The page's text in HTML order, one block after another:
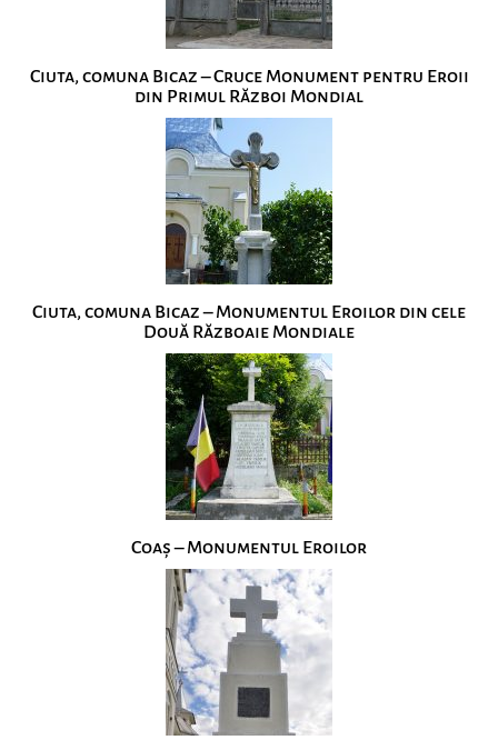
Ciuta, comuna Bicaz – Cruce Monument pentru Eroii
din Primul Război Mondial
Ciuta, comuna Bicaz – Monumentul Eroilor din cele
Două Războaie Mondiale
Coaș – Monumentul Eroilor